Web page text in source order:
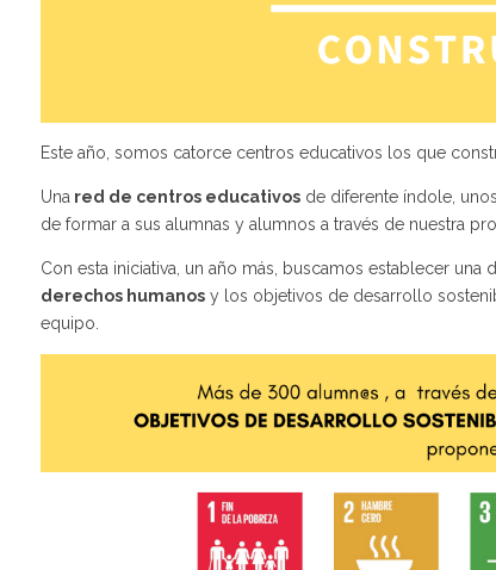
Este año, somos catorce centros educativos los que
Una red de centros educativosde diferente índole,
de formar a sus alumnas y alumnos a través de nuestra
Con esta iniciativa, un año más, buscamos establecer
derechos humanosy los objetivos de desarrollo
equipo.